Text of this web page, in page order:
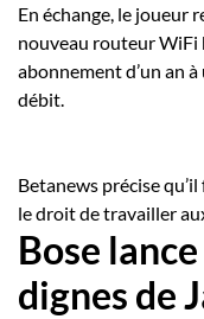
En échange, le joueur
nouveau routeur WiFi
abonnement d’un an
débit.
Betanews précise
le droit de travailler
Bose
dignes de